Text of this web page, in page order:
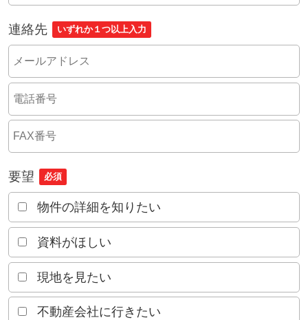
連絡先 いずれか１つ以上入力
要望 必須
物件の詳細を知りたい
資料がほしい
現地を見たい
不動産会社に行きたい